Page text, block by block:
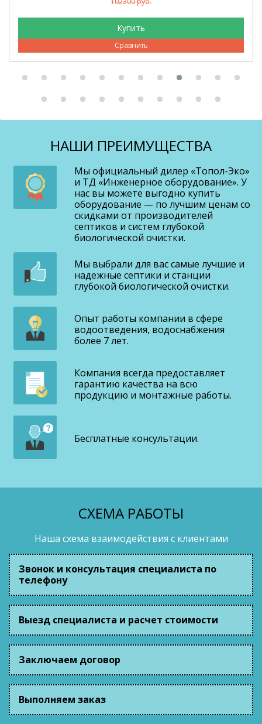
Сравнить
НАШИ ПРЕИМУЩЕСТВА
Мы официальный дилер «Топол-Эко»
и ТД «Инженерное оборудование». У
нас вы можете выгодно купить
оборудование — по лучшим ценам со
скидками от производителей
септиков и систем глубокой
биологической очистки.
Мы выбрали для вас самые лучшие и
надежные септики и станции
глубокой биологической очистки.
Опыт работы компании в сфере
водоотведения, водоснабжения
более 7 лет.
Компания всегда предоставляет
гарантию качества на всю
продукцию и монтажные работы.
Бесплатные консультации.
СХЕМА РАБОТЫ
Наша схема взаимодействия с клиентами
Звонок и консультация специалиста по
телефону
Выезд специалиста и расчет стоимости
Заключаем договор
Выполняем заказ